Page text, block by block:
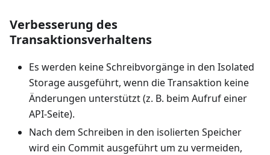
Verbesserung des
Transaktionsverhaltens
Es werden keine Schreibvorgänge in den Isolated
Storage ausgeführt, wenn die Transaktion keine
Änderungen unterstützt (z. B. beim Aufruf einer
API-Seite).
Nach dem Schreiben in den isolierten Speicher
wird ein Commit ausgeführt um zu vermeiden,